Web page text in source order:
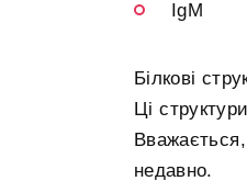
IgM
Білкові
Ці
недавно.